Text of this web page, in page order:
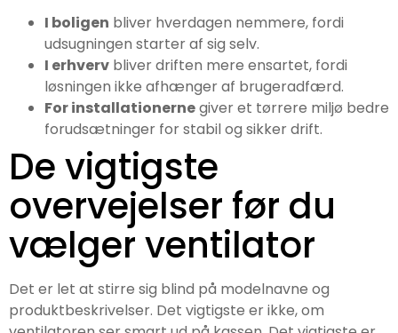
I boligen bliver hverdagen nemmere, fordi
udsugningen starter af sig selv.
I erhverv bliver driften mere ensartet, fordi
løsningen ikke afhænger af brugeradfærd.
For installationernegiver et tørrere miljø bedre
forudsætninger for stabil og sikker drift.
De vigtigste
overvejelser før du
vælger ventilator
Det er let at stirre sig blind på modelnavne og
produktbeskrivelser. Det vigtigste er ikke, om